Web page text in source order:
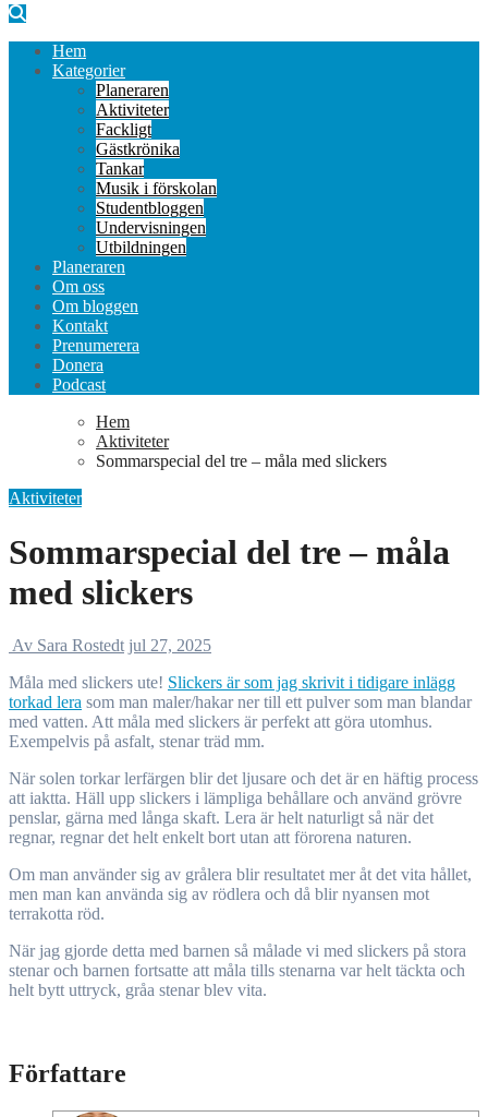
Hem
Kategorier
Planeraren
Aktiviteter
Fackligt
Gästkrönika
Tankar
Musik i förskolan
Studentbloggen
Undervisningen
Utbildningen
Planeraren
Om oss
Om bloggen
Kontakt
Prenumerera
Donera
Podcast
Hem
Aktiviteter
Sommarspecial del tre – måla med slickers
Aktiviteter
Sommarspecial del tre – måla
med slickers
Av Sara Rostedt jul 27, 2025
Måla med slickers ute! Slickers är som jag skrivit i tidigare inlägg
torkad lera som man maler/hakar ner till ett pulver som man blandar
med vatten. Att måla med slickers är perfekt att göra utomhus.
Exempelvis på asfalt, stenar träd mm.
När solen torkar lerfärgen blir det ljusare och det är en häftig process
att iaktta. Häll upp slickers i lämpliga behållare och använd grövre
penslar, gärna med långa skaft. Lera är helt naturligt så när det
regnar, regnar det helt enkelt bort utan att förorena naturen.
Om man använder sig av grålera blir resultatet mer åt det vita hållet,
men man kan använda sig av rödlera och då blir nyansen mot
terrakotta röd.
När jag gjorde detta med barnen så målade vi med slickers på stora
stenar och barnen fortsatte att måla tills stenarna var helt täckta och
helt bytt uttryck, gråa stenar blev vita.
Författare